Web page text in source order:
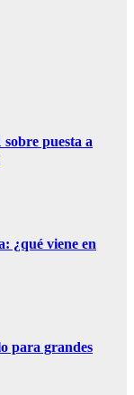
puesta a
¿qué viene en
para grandes